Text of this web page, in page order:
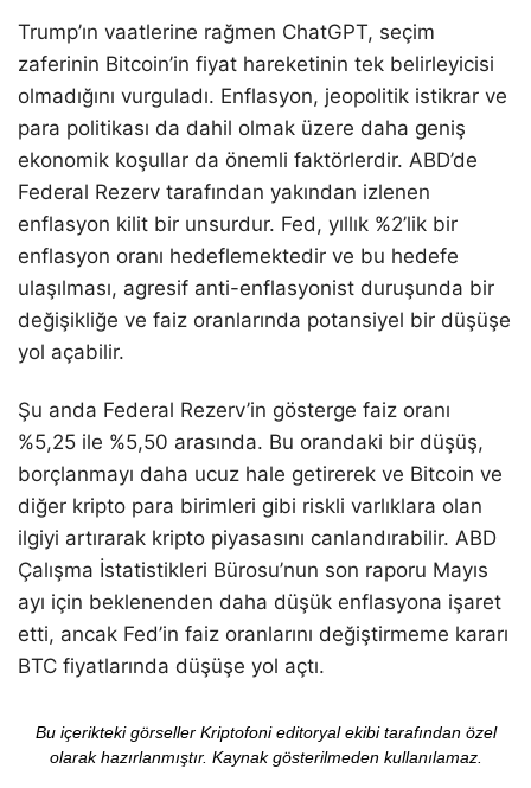
Trump’ın vaatlerine rağmen ChatGPT, seçim
zaferinin Bitcoin’in fiyat hareketinin tek belirleyicisi
olmadığını vurguladı. Enflasyon, jeopolitik istikrar ve
para politikası da dahil olmak üzere daha geniş
ekonomik koşullar da önemli faktörlerdir. ABD’de
Federal Rezerv tarafından yakından izlenen
enflasyon kilit bir unsurdur. Fed, yıllık %2’lik bir
enflasyon oranı hedeflemektedir ve bu hedefe
ulaşılması, agresif anti-enflasyonist duruşunda bir
değişikliğe ve faiz oranlarında potansiyel bir düşüşe
yol açabilir.
Şu anda Federal Rezerv’in gösterge faiz oranı
%5,25 ile %5,50 arasında. Bu orandaki bir düşüş,
borçlanmayı daha ucuz hale getirerek ve Bitcoin ve
diğer kripto para birimleri gibi riskli varlıklara olan
ilgiyi artırarak kripto piyasasını canlandırabilir. ABD
Çalışma İstatistikleri Bürosu’nun son raporu Mayıs
ayı için beklenenden daha düşük enflasyona işaret
etti, ancak Fed’in faiz oranlarını değiştirmeme kararı
BTC fiyatlarında düşüşe yol açtı.
Bu içerikteki görseller Kriptofoni editoryal ekibi tarafından özel
olarak hazırlanmıştır. Kaynak gösterilmeden kullanılamaz.